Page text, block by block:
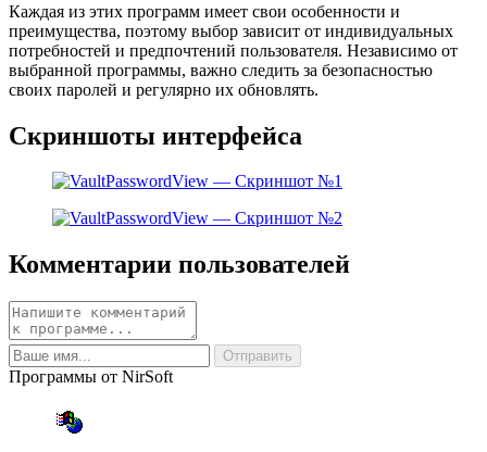
Каждая из этих программ имеет свои особенности и
преимущества, поэтому выбор зависит от индивидуальных
потребностей и предпочтений пользователя. Независимо от
выбранной программы, важно следить за безопасностью
своих паролей и регулярно их обновлять.
Скриншоты интерфейса
Комментарии пользователей
Программы от NirSoft